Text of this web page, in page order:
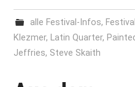
alle Festival-Infos,
Klezmer, Latin Quarter,
Jeffries, Steve Skaith